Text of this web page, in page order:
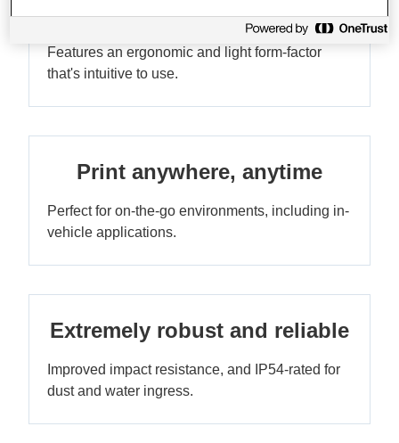
design
Features an ergonomic and light form-factor
that's intuitive to use.
Print anywhere, anytime
Perfect for on-the-go environments, including in-
vehicle applications.
Extremely robust and reliable
Improved impact resistance, and IP54-rated for
dust and water ingress.